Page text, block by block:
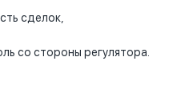
сделок,
со стороны регулятора.